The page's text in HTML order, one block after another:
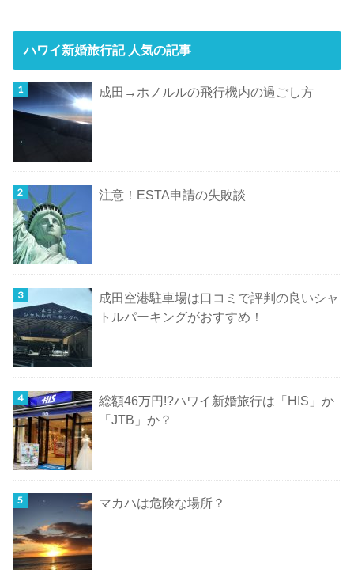
ハワイ新婚旅行記 人気の記事
成田→ホノルルの飛行機内の過ごし方
注意！ESTA申請の失敗談
成田空港駐車場は口コミで評判の良いシャ
トルパーキングがおすすめ！
総額46万円!?ハワイ新婚旅行は「HIS」か
「JTB」か？
マカハは危険な場所？